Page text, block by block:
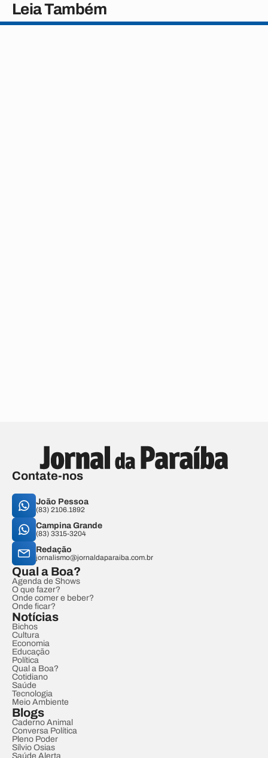
Leia Também
Contate-nos
João Pessoa
(83) 2106.1892
Campina Grande
(83) 3315-3204
Redação
jornalismo@jornaldaparaiba.com.br
Qual a Boa?
Agenda de Shows
O que fazer?
Onde comer e beber?
Onde ficar?
Notícias
Bichos
Cultura
Economia
Educação
Política
Qual a Boa?
Cotidiano
Saúde
Tecnologia
Meio Ambiente
Blogs
Caderno Animal
Conversa Política
Pleno Poder
Sílvio Osias
Saúde Alerta